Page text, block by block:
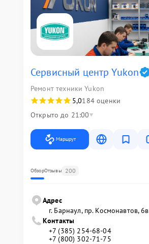
Сервисный центр Yukon
Ремонт техники Yukon
5,0184 оценки
Открыто до 21:00
Маршрут
ОбзорОтзывы 200
Адрес
г. Барнаул, ​пр. Космонавтов, 6в
Контакты
+7 (385) 254-68-04
+7 (800) 302-71-75